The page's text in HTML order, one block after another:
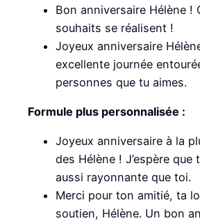
Bon anniversaire Hélène !
souhaits se réalisent !
Joyeux anniversaire
excellente journée
personnes que tu aimes.
Formule plus personnalisée :
Joyeux anniversaire à la
des Hélène ! J’espère que
aussi rayonnante que toi.
Merci pour ton amitié, ta
soutien, Hélène. Un bon